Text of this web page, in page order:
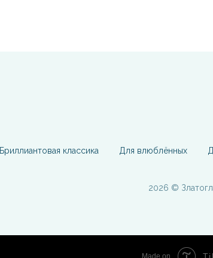
Бриллиантовая классика Для влюблённых
2026 ©
Made on